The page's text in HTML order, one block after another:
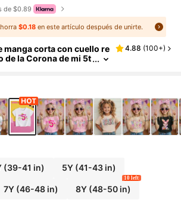
de $0.89
$0.18 en este artículo después de unirte.
manga corta con cuello re
de la Corona de mi 5t
4.88 (100+)
(39-41 in) 5Y (41-43 in)
7Y (46-48 in) 8Y(48-50 in)
10 left